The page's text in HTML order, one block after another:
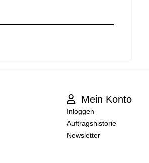
Mein Konto
Inloggen
Auftragshistorie
Newsletter